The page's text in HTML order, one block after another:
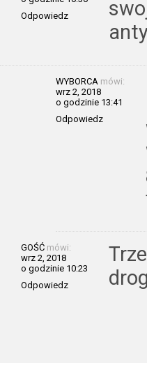
Odpowiedz
WYBORCA mówi:
wrz 2, 2018
o godzinie 13:41
Odpowiedz
GOŚĆ mówi:
wrz 2, 2018
o godzinie 10:23
Odpowiedz